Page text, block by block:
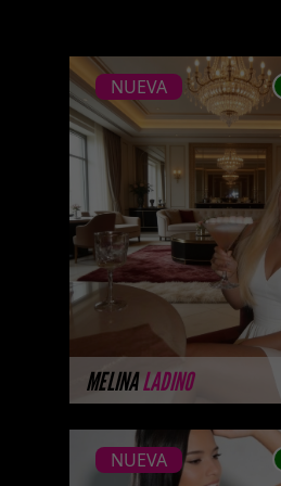
MELINALADINO
NUEVA
MELINA LADINO -
CATALOGO PLATINO
Platinum Esta
a nuestro Catálogo
Platinum. Selección
modelos con un nivel
y perform ...
MÁS
NUEVA